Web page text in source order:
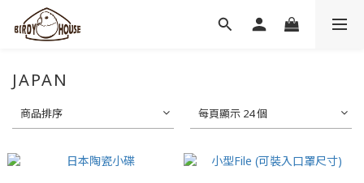
JAPAN
商品排序 每頁顯示 24 個